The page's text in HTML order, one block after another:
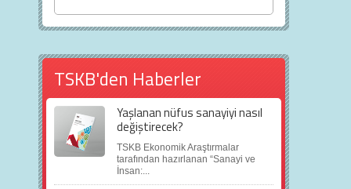
TSKB'den Haberler
Yaşlanan nüfus sanayiyi nasıl
değiştirecek?
TSKB Ekonomik Araştırmalar
tarafından hazırlanan “Sanayi ve
İnsan:...